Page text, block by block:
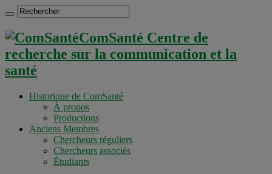
ComSanté Centre de
recherche sur la communication et la
santé
Historique de ComSanté
À propos
Productions
Anciens Membres
Chercheurs réguliers
Chercheurs associés
Étudiants